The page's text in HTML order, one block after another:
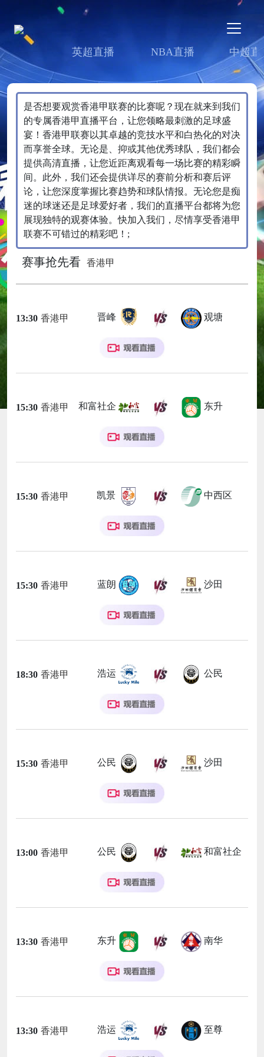
英超直播 NBA直播 中超直
是否想要观赏香港甲联赛的比赛呢？现在就来到我们
的专属香港甲直播平台，让您领略最刺激的足球盛
宴！香港甲联赛以其卓越的竞技水平和白热化的对决
而享誉全球。无论是、抑或其他优秀球队，我们都会
提供高清直播，让您近距离观看每一场比赛的精彩瞬
间。此外，我们还会提供详尽的赛前分析和赛后评
论，让您深度掌握比赛趋势和球队情报。无论您是痴
迷的球迷还是足球爱好者，我们的直播平台都将为您
展现独特的观赛体验。快加入我们，尽情享受香港甲
联赛不可错过的精彩吧！;
赛事抢先看 香港甲
13:30 香港甲 晋峰 观塘
15:30 香港甲 和富社企 东升
15:30 香港甲 凯景 中西区
15:30 香港甲 蓝朗 沙田
18:30 香港甲 浩运 公民
15:30 香港甲 公民 沙田
13:00 香港甲 公民 和富社企
13:30 香港甲 东升 南华
13:30 香港甲 浩运 至尊